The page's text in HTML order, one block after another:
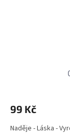
99 Kč
Naděje - Láska -